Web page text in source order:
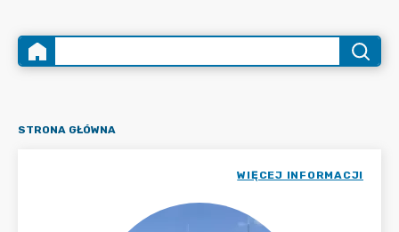
STRONA GŁÓWNA
WIĘCEJ INFORMACJI